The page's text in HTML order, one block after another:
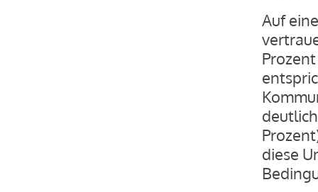
Auf
diese